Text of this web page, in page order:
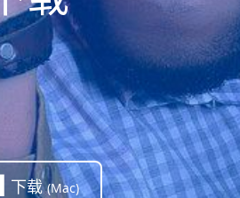
下载(Mac)